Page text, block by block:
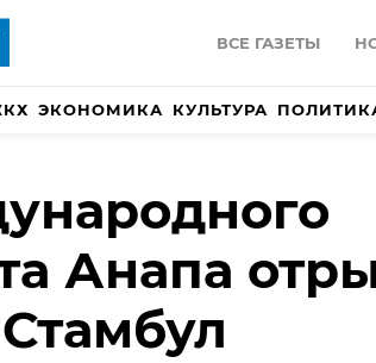
ВСЕ ГАЗЕТЫ
ЭКОНОМИКА КУЛЬТУРА
Анапа